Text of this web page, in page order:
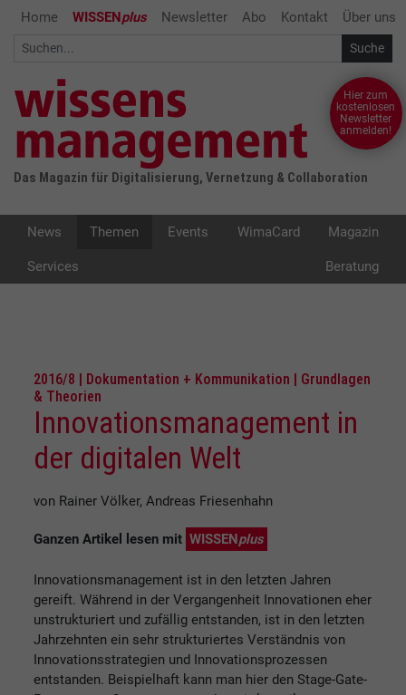
Home WISSENplus Newsletter Abo Kontakt Über uns
Das Magazin für Digitalisierung, Vernetzung & Collaboration
Hier zum
kostenlosen
Newsletter
anmelden!
News Themen Events WimaCard Magazin
Services Beratung
2016/8 | Dokumentation + Kommunikation | Grundlagen
& Theorien
Innovationsmanagement in
der digitalen Welt
von Rainer Völker, Andreas Friesenhahn
Ganzen Artikel lesen mit WISSENplus
Innovationsmanagement ist in den letzten Jahren
gereift. Während in der Vergangenheit Innovationen eher
unstrukturiert und zufällig entstanden, ist in den letzten
Jahrzehnten ein sehr strukturiertes Verständnis von
Innovationsstrategien und Innovationsprozessen
entstanden. Beispielhaft kann man hier den Stage-Gate-